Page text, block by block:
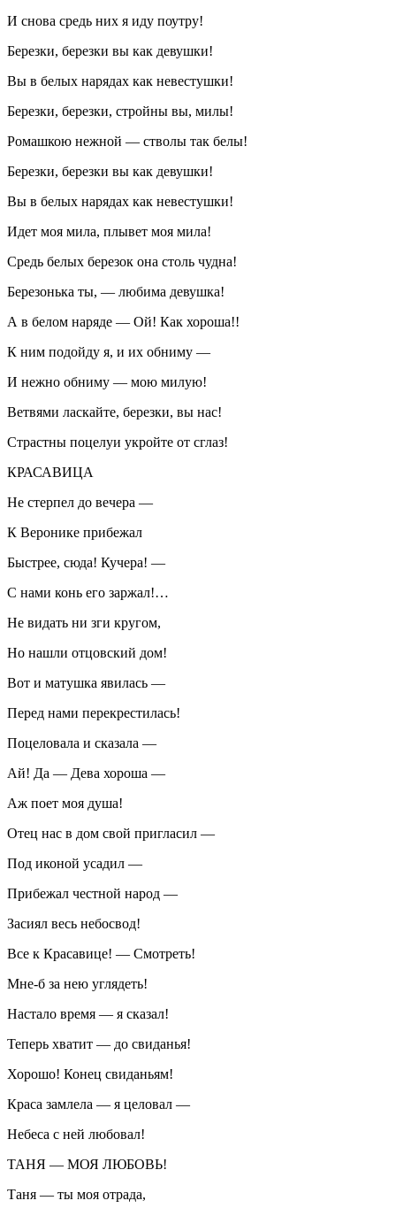
И снова средь них я иду поутру!
Березки, березки вы как девушки!
Вы в белых нарядах как невестушки!
Березки, березки, стройны вы, милы!
Ромашкою нежной — стволы так белы!
Березки, березки вы как девушки!
Вы в белых нарядах как невестушки!
Идет моя мила, плывет моя мила!
Средь белых березок она столь чудна!
Березонька ты, — любима девушка!
А в белом наряде — Ой! Как хороша!!
К ним подойду я, и их обниму —
И нежно обниму — мою милую!
Ветвями ласкайте, березки, вы нас!
Страстны поцелуи укройте от сглаз!
КРАСАВИЦА
Не стерпел до вечера —
К Веронике прибежал
Быстрее, сюда! Кучера! —
С нами конь его заржал!…
Не видать ни зги кругом,
Но нашли отцовский дом!
Вот и матушка явилась —
Перед нами перекрестилась!
Поцеловала и сказала —
Ай! Да — Дева хороша —
Аж поет моя душа!
Отец нас в дом свой пригласил —
Под иконой усадил —
Прибежал честной народ —
Засиял весь небосвод!
Все к Красавице! — Смотреть!
Мне-б за нею углядеть!
Настало время — я сказал!
Теперь хватит — до свиданья!
Хорошо! Конец свиданьям!
Краса замлела — я целовал —
Небеса с ней любовал!
ТАНЯ — МОЯ ЛЮБОВЬ!
Таня — ты моя отрада,